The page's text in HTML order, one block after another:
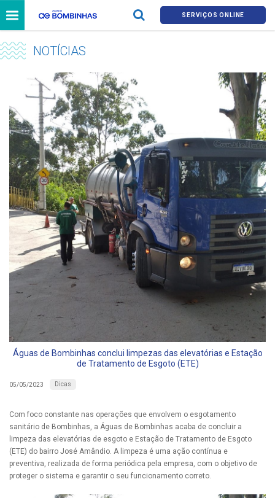
SERVIÇOS ONLINE
NOTÍCIAS
Águas de Bombinhas conclui limpezas das elevatórias e Estação
de Tratamento de Esgoto (ETE)
05/05/2023 Dicas
Com foco constante nas operações que envolvem o esgotamento
sanitário de Bombinhas, a Águas de Bombinhas acaba de concluir a
limpeza das elevatórias de esgoto e Estação de Tratamento de Esgoto
(ETE) do bairro José Amândio. A limpeza é uma ação contínua e
preventiva, realizada de forma periódica pela empresa, com o objetivo de
proteger o sistema e garantir o seu funcionamento correto.